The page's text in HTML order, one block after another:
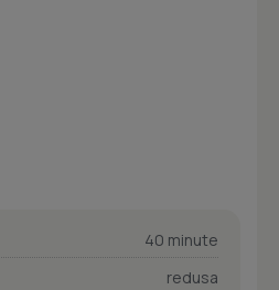
40 minute
redusa